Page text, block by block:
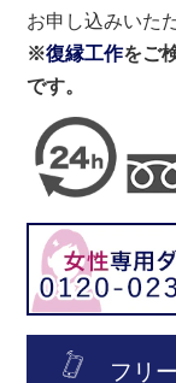
お申し込みいた
※復縁工作をご
です。
フリ